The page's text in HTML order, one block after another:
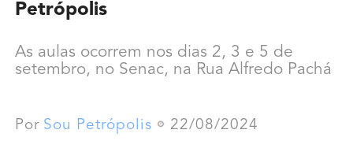
Petrópolis
As aulas ocorrem nos dias 2, 3 e 5 de
setembro, no Senac, na Rua Alfredo Pachá
Por Sou Petrópolis 22/08/2024